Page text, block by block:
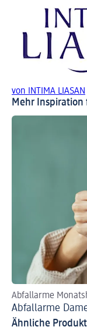
von INTIMA LIASAN
Mehr Inspiration
Abfallarme
Abfallarme
Ähnliche